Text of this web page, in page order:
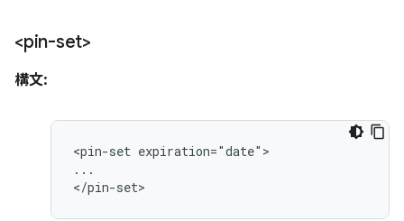
<pin-set>
構文:
<pin-set expiration="date">
...
</pin-set>